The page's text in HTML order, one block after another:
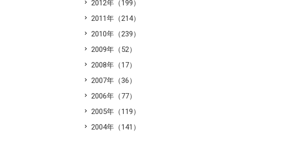
2012年（199）
2011年（214）
2010年（239）
2009年（52）
2008年（17）
2007年（36）
2006年（77）
2005年（119）
2004年（141）